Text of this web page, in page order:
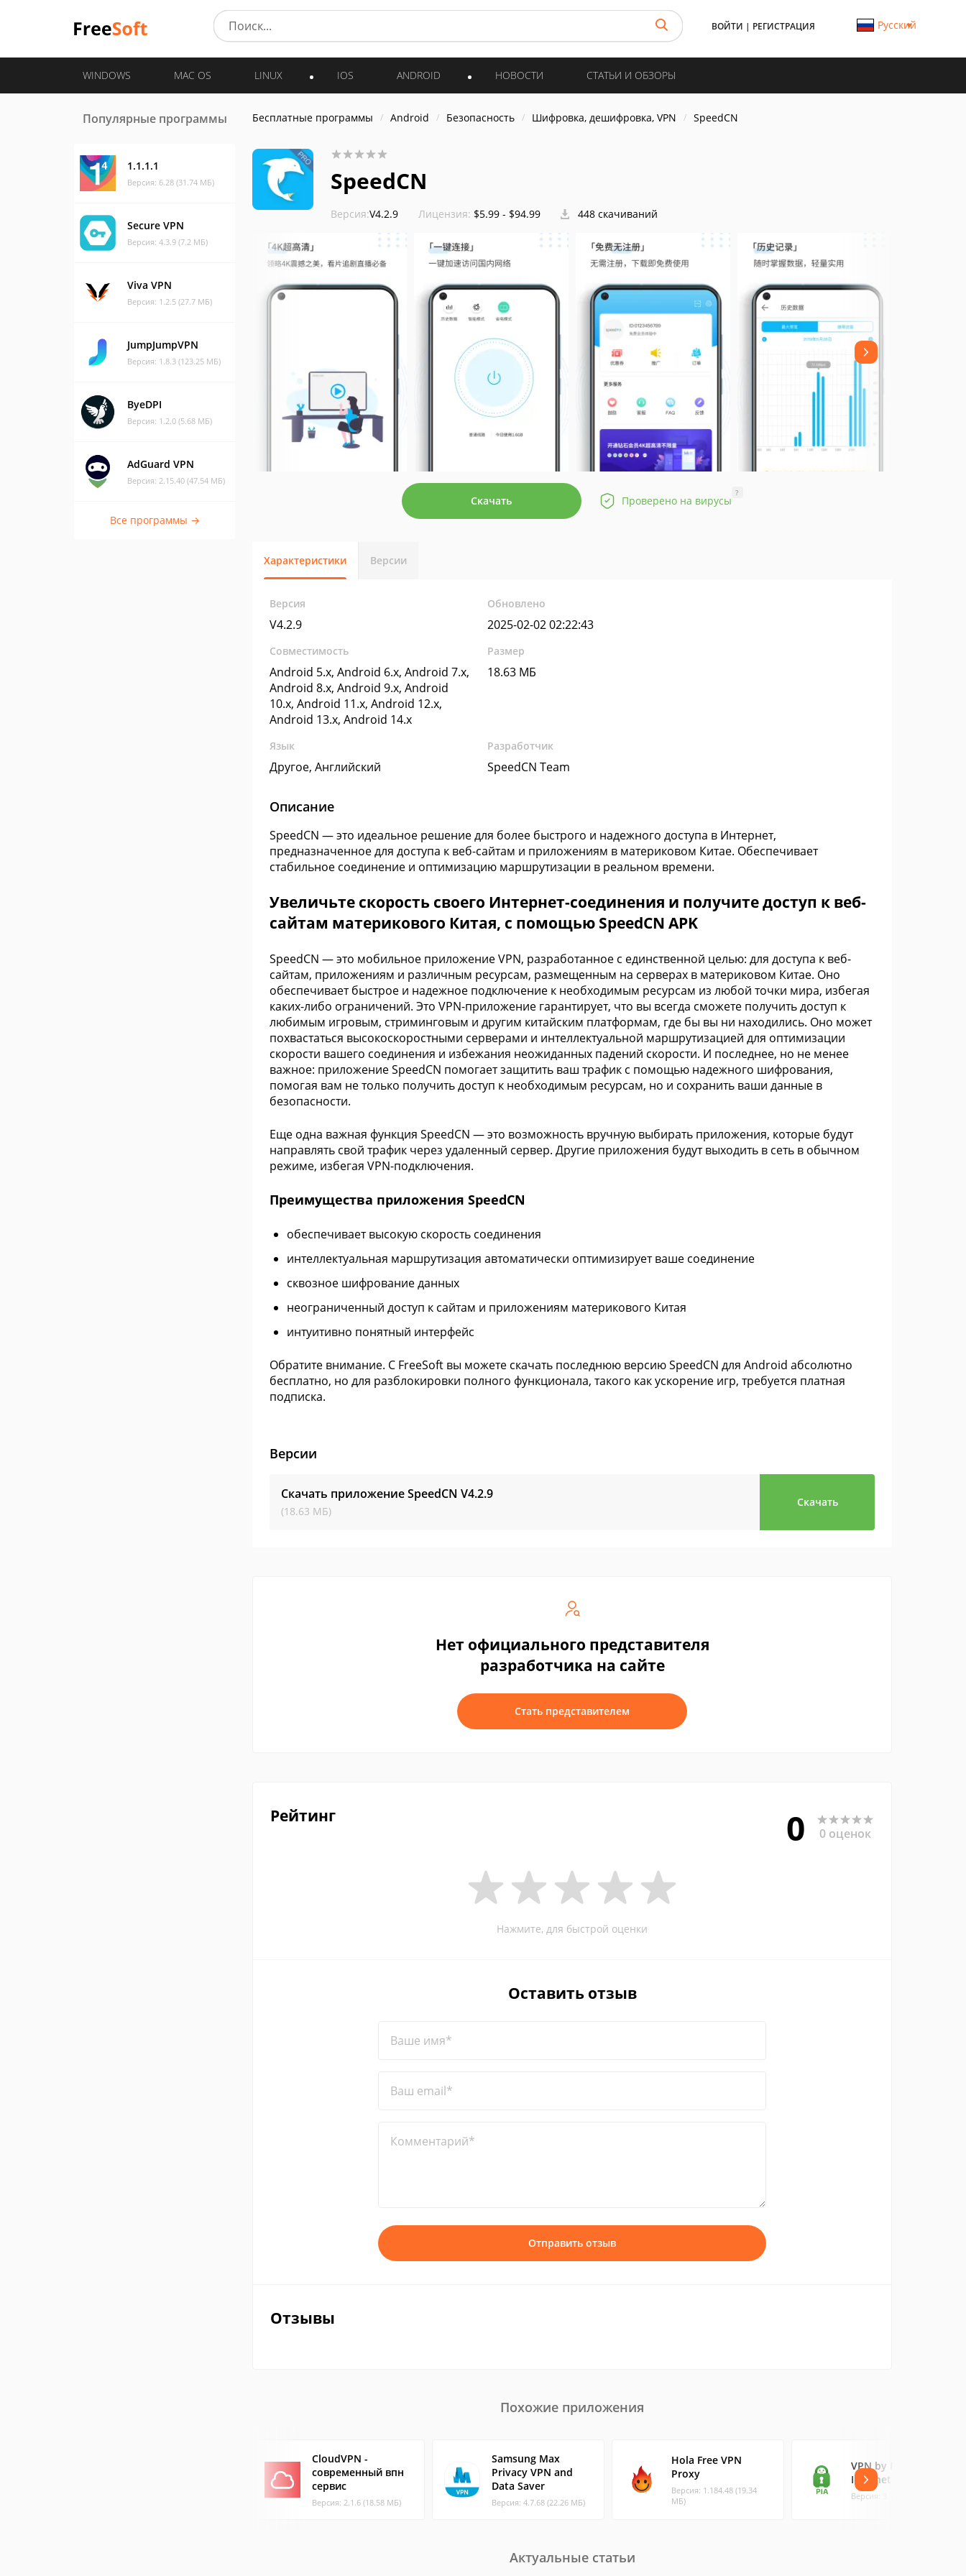
ВОЙТИ | РЕГИСТРАЦИЯ Русский
WINDOWS MAC OS LINUX IOS ANDROID НОВОСТИ СТАТЬИ И ОБЗОРЫ
Популярные программы
1.1.1.1
Версия: 6.28 (31.74 МБ)
Secure VPN
Версия: 4.3.9 (7.2 МБ)
Viva VPN
Версия: 1.2.5 (27.7 МБ)
JumpJumpVPN
Версия: 1.8.3 (123.25 МБ)
ByeDPI
Версия: 1.2.0 (5.68 МБ)
AdGuard VPN
Версия: 2.15.40 (47.54 МБ)
Все программы →
Бесплатные программы Android Безопасность Шифровка, дешифровка, VPN SpeedCN
SpeedCN
Версия:V4.2.9 Лицензия: $5.99 - $94.99 448 скачиваний
Скачать Проверено на вирусы
?
Характеристики Версии
Версия
V4.2.9
Обновлено
2025-02-02 02:22:43
Совместимость
Android 5.x, Android 6.x, Android 7.x,
Android 8.x, Android 9.x, Android
10.x, Android 11.x, Android 12.x,
Android 13.x, Android 14.x
Размер
18.63 МБ
Язык
Другое, Английский
Разработчик
SpeedCN Team
Описание
SpeedCN — это идеальное решение для более быстрого и надежного доступа в Интернет,
предназначенное для доступа к веб-сайтам и приложениям в материковом Китае. Обеспечивает
стабильное соединение и оптимизацию маршрутизации в реальном времени.
Увеличьте скорость своего Интернет-соединения и получите доступ к веб-
сайтам материкового Китая, с помощью SpeedCN APK
SpeedCN — это мобильное приложение VPN, разработанное с единственной целью: для доступа к веб-
сайтам, приложениям и различным ресурсам, размещенным на серверах в материковом Китае. Оно
обеспечивает быстрое и надежное подключение к необходимым ресурсам из любой точки мира, избегая
каких-либо ограничений. Это VPN-приложение гарантирует, что вы всегда сможете получить доступ к
любимым игровым, стриминговым и другим китайским платформам, где бы вы ни находились. Оно может
похвастаться высокоскоростными серверами и интеллектуальной маршрутизацией для оптимизации
скорости вашего соединения и избежания неожиданных падений скорости. И последнее, но не менее
важное: приложение SpeedCN помогает защитить ваш трафик с помощью надежного шифрования,
помогая вам не только получить доступ к необходимым ресурсам, но и сохранить ваши данные в
безопасности.
Еще одна важная функция SpeedCN — это возможность вручную выбирать приложения, которые будут
направлять свой трафик через удаленный сервер. Другие приложения будут выходить в сеть в обычном
режиме, избегая VPN-подключения.
Преимущества приложения SpeedCN
обеспечивает высокую скорость соединения
интеллектуальная маршрутизация автоматически оптимизирует ваше соединение
сквозное шифрование данных
неограниченный доступ к сайтам и приложениям материкового Китая
интуитивно понятный интерфейс
Обратите внимание. С FreeSoft вы можете скачать последнюю версию SpeedCN для Android абсолютно
бесплатно, но для разблокировки полного функционала, такого как ускорение игр, требуется платная
подписка.
Версии
Скачать приложение SpeedCN V4.2.9
(18.63 МБ)
Скачать
Нет официального представителя
разработчика на сайте
Стать представителем
Рейтинг 0 0 оценок
Нажмите, для быстрой оценки
Оставить отзыв
Ваше имя*
Ваш email*
Комментарий*
Отправить отзыв
Отзывы
Похожие приложения
CloudVPN -
современный впн
сервис
Версия: 2.1.6 (18.58 МБ)
Samsung Max
Privacy VPN and
Data Saver
Версия: 4.7.68 (22.26 МБ)
Hola Free VPN
Proxy
Версия: 1.184.48 (19.34
МБ)
VPN by Private
Internet Access
Версия: 3.18.0 (30.22 МБ)
Актуальные статьи